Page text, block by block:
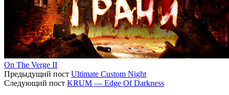
On The Verge II
Предыдущий пост Ultimate Custom Night
Следующий пост KRUM — Edge Of Darkness